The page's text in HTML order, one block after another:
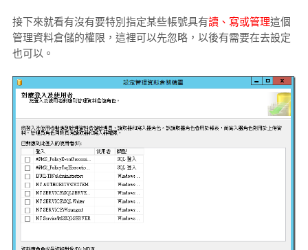
接下來就看有沒有要特別指定某些帳號具有讀、寫或管理這個
管理資料倉儲的權限，這裡可以先忽略，以後有需要在去設定
也可以。